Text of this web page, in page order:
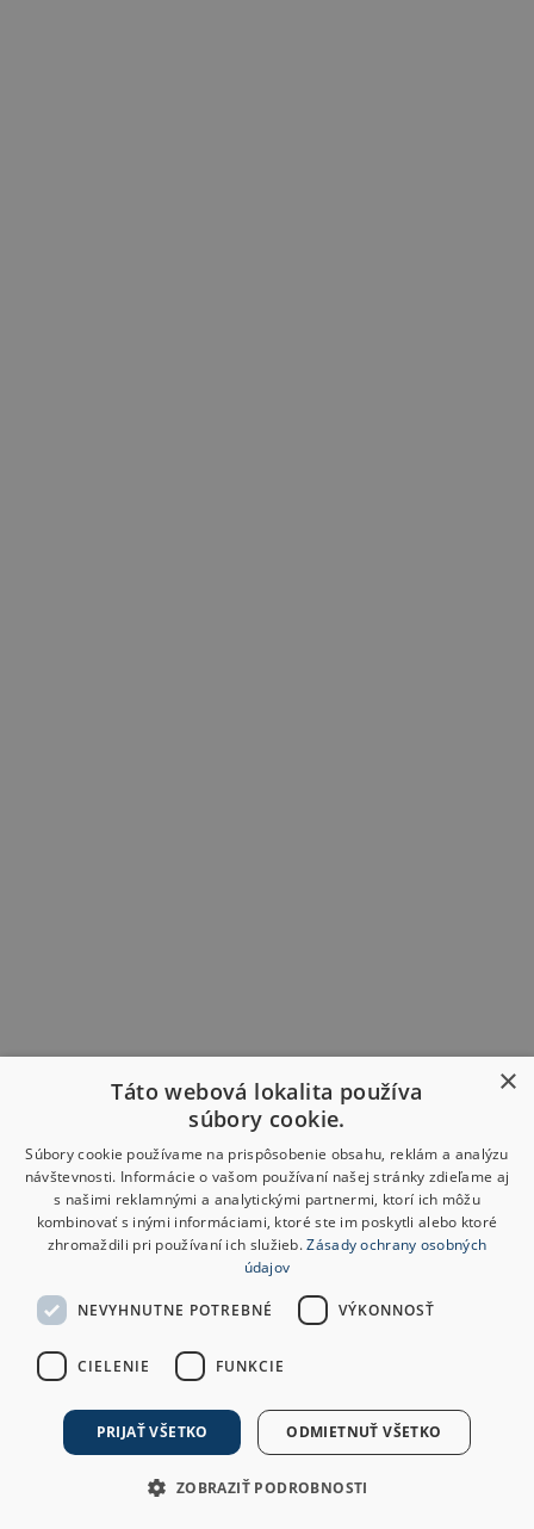
×
Táto webová lokalita používa
súbory cookie.
Súbory cookie používame na prispôsobenie obsahu, reklám a analýzu
návštevnosti. Informácie o vašom používaní našej stránky zdieľame aj
s našimi reklamnými a analytickými partnermi, ktorí ich môžu
kombinovať s inými informáciami, ktoré ste im poskytli alebo ktoré
zhromaždili pri používaní ich služieb.Zásady ochrany osobných
údajov
NEVYHNUTNE POTREBNÉ VÝKONNOSŤ
CIELENIE FUNKCIE
PRIJAŤ VŠETKO ODMIETNUŤ VŠETKO
ZOBRAZIŤ PODROBNOSTI